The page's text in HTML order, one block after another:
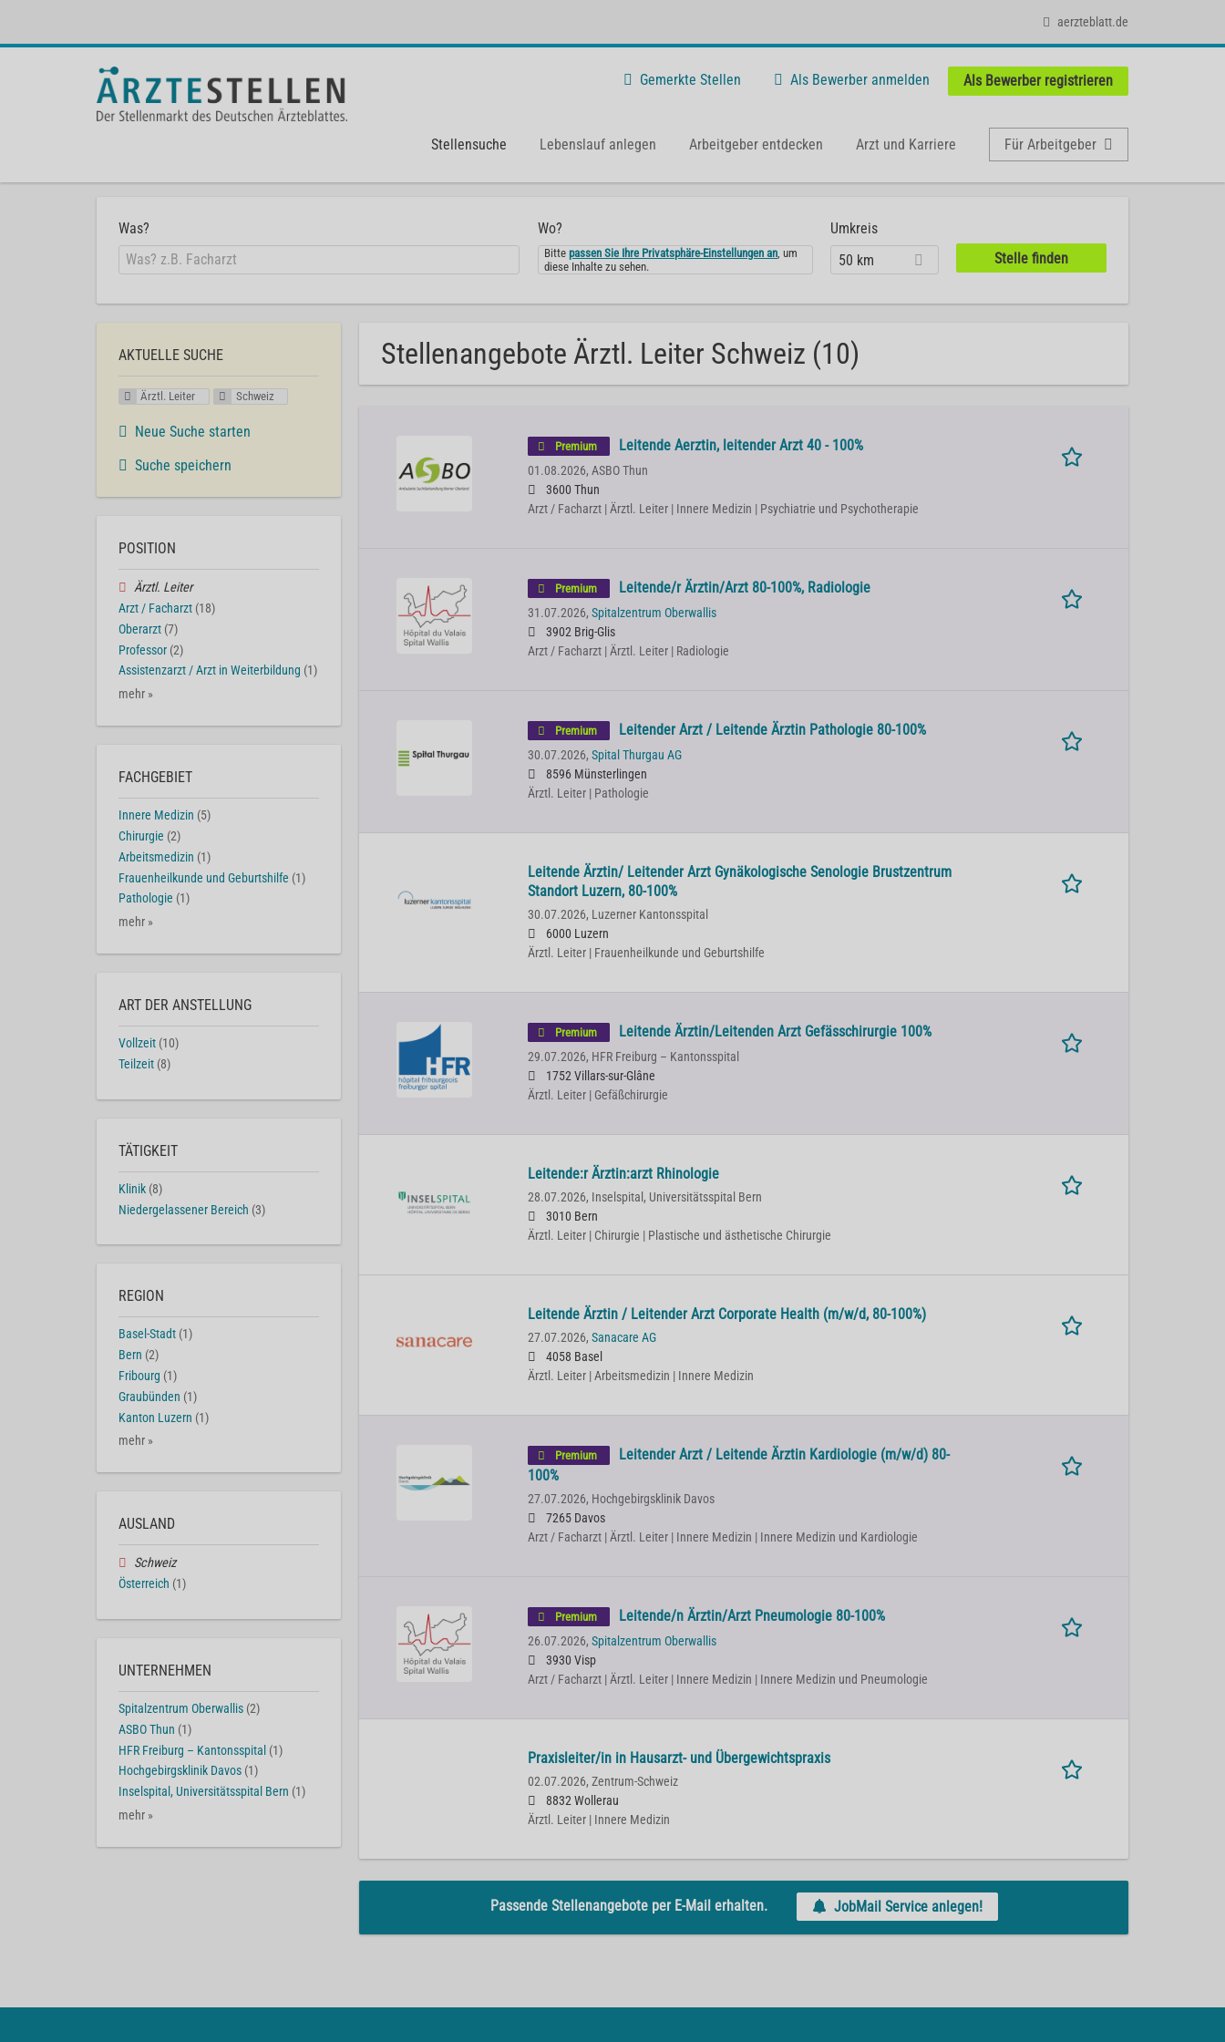
aerzteblatt.de
Gemerkte Stellen Als Bewerber anmelden Als Bewerber registrieren
Stellensuche Lebenslauf anlegen Arbeitgeber entdecken Arzt und Karriere Für Arbeitgeber
Was? Wo?
Bittepassen Sie Ihre Privatsphäre-Einstellungen an, um
diese Inhalte zu sehen.
Umkreis
50 km
Stellenangebote Ärztl. Leiter Schweiz (10)
Premium Leitende Aerztin, leitender Arzt 40 - 100%
01.08.2026, ASBO Thun
3600 Thun
Arzt / Facharzt | Ärztl. Leiter | Innere Medizin | Psychiatrie und Psychotherapie
Premium Leitende/r Ärztin/Arzt 80-100%, Radiologie
31.07.2026, Spitalzentrum Oberwallis
3902 Brig-Glis
Arzt / Facharzt | Ärztl. Leiter | Radiologie
Premium Leitender Arzt / Leitende Ärztin Pathologie 80-100%
30.07.2026, Spital Thurgau AG
8596 Münsterlingen
Ärztl. Leiter | Pathologie
Leitende Ärztin/ Leitender Arzt Gynäkologische Senologie Brustzentrum
Standort Luzern, 80-100%
30.07.2026, Luzerner Kantonsspital
6000 Luzern
Ärztl. Leiter | Frauenheilkunde und Geburtshilfe
Premium Leitende Ärztin/Leitenden Arzt Gefässchirurgie 100%
29.07.2026, HFR Freiburg – Kantonsspital
1752 Villars-sur-Glâne
Ärztl. Leiter | Gefäßchirurgie
Leitende:r Ärztin:arzt Rhinologie
28.07.2026, Inselspital, Universitätsspital Bern
3010 Bern
Ärztl. Leiter | Chirurgie | Plastische und ästhetische Chirurgie
Lei­ten­de Ärz­tin / Lei­ten­der Arzt Cor­po­ra­te He­alth (m/w/d, 80-100%)
27.07.2026, Sanacare AG
4058 Basel
Ärztl. Leiter | Arbeitsmedizin | Innere Medizin
Premium
Leitender Arzt / Leitende Ärztin Kardiologie (m/w/d) 80-
100%
27.07.2026, Hochgebirgsklinik Davos
7265 Davos
Arzt / Facharzt | Ärztl. Leiter | Innere Medizin | Innere Medizin und Kardiologie
Premium Leitende/n Ärztin/Arzt Pneumologie 80-100%
26.07.2026, Spitalzentrum Oberwallis
3930 Visp
Arzt / Facharzt | Ärztl. Leiter | Innere Medizin | Innere Medizin und Pneumologie
Praxisleiter/in in Hausarzt- und Übergewichtspraxis
02.07.2026, Zentrum-Schweiz
8832 Wollerau
Ärztl. Leiter | Innere Medizin
Passende Stellenangebote per E-Mail erhalten. JobMail Service anlegen!
AKTUELLE SUCHE
Ärztl. Leiter Schweiz
Neue Suche starten
Suche speichern
POSITION
Ärztl. Leiter
Arzt / Facharzt (18)
Oberarzt (7)
Professor (2)
Assistenzarzt / Arzt in Weiterbildung (1)
mehr »
FACHGEBIET
Innere Medizin (5)
Chirurgie (2)
Arbeitsmedizin (1)
Frauenheilkunde und Geburtshilfe (1)
Pathologie (1)
mehr »
ART DER ANSTELLUNG
Vollzeit (10)
Teilzeit (8)
TÄTIGKEIT
Klinik (8)
Niedergelassener Bereich (3)
REGION
Basel-Stadt (1)
Bern (2)
Fribourg (1)
Graubünden (1)
Kanton Luzern (1)
mehr »
AUSLAND
Schweiz
Österreich (1)
UNTERNEHMEN
Spitalzentrum Oberwallis (2)
ASBO Thun (1)
HFR Freiburg – Kantonsspital (1)
Hochgebirgsklinik Davos (1)
Inselspital, Universitätsspital Bern (1)
mehr »